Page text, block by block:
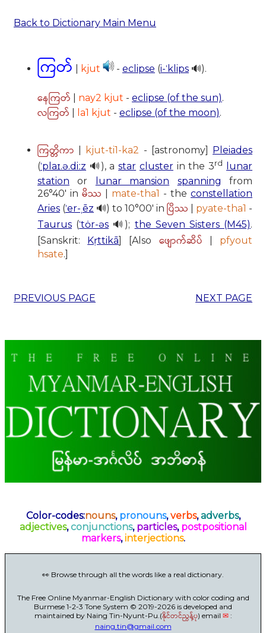
Back to Dictionary Main Menu
ကြတ် kjut - eclipse (i-ˈklips 🔊).
နေကြတ် nay2 kjut - eclipse (of the sun).
လကြတ် la1 kjut - eclipse (of the moon).
ကြတ္တိကာ kjut-ti1-ka2 - [astronomy] Pleiades
(ˈplaɪ.ə.diːz 🔊), astar clusterin the 3rd
lunar
station or lunar mansion spanning from
26°40′ in မိဿ mate-tha1 - the constellation
Aries (ˈer-ˌēz 🔊) to 10°00′ in ပြိဿ pyate-tha1 -
Taurus (ˈtȯr-əs 🔊); the Seven Sisters (M45).
[Sanskrit: Kṛttikā] [Also ဖျောက်ဆိပ်
pfyout
hsate.]
PREVIOUS PAGE NEXT PAGE
Color-codes:nouns, pronouns,verbs,adverbs,
adjectives,conjunctions, particles, postpositional
markers,interjections.
👀 Browse through all the words like a real dictionary.
The Free Online Myanmar-English Dictionary with color coding and
Burmese 1-2-3 Tone System © 2019-2026 is developed and
maintained by Naing Tin-Nyunt-Pu.(နိုင်တင်ညွန့်ပု) email ✉:
naing.tin@gmail.com